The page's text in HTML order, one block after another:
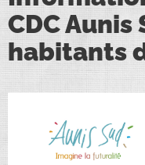
CDC Aunis
habitants